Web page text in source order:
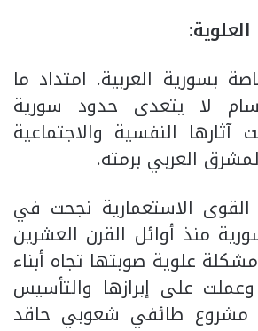
بسورية العربية. امتداد ما
لا يتعدى حدود سورية
آثارها النفسية والاجتماعية
العربي برمته.
الاستعمارية نجحت في
منذ أوائل القرن العشرين
علوية صوبتها تجاه أبناء
على إبرازها والتأسيس
طائفي شعوبي حاقد